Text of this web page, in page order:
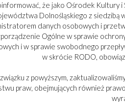
że jako Ośrodek Kultury
Dolnośląskiego z siedzibą
danych osobowych i
Ogólne w sprawie
i w sprawie swobodnego
w skrócie RODO,
z powyższym,
praw, obejmujących również